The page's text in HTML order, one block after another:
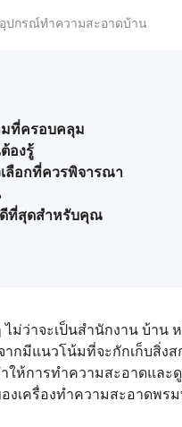
อุปกรณ์ทำความสะอาดบ้าน
มที่ครอบคลุม
องรู้
ลือกที่ควรพิจารณา
ดีที่สุดสำหรับคุณ
ว่าจะเป็นสำนักงาน บ้าน
กมีแนวโน้มที่จะกักเก็บสิ่ง
ห้การทำความสะอาดและ
เครื่องทำความสะอาดพร